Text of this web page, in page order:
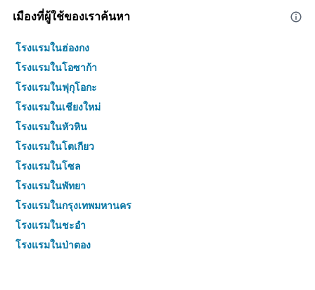
เมืองที่ผู้ใช้ของเราค้นหา
โรงแรมในฮ่องกง
โรงแรมในโอซาก้า
โรงแรมในฟุกุโอกะ
โรงแรมในเชียงใหม่
โรงแรมในหัวหิน
โรงแรมในโตเกียว
โรงแรมในโซล
โรงแรมในพัทยา
โรงแรมในกรุงเทพมหานคร
โรงแรมในชะอำ
โรงแรมในป่าตอง